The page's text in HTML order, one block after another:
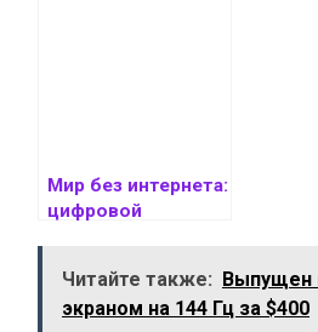
Мир без интернета:
цифровой
Читайте также: Выпущен
экраном на 144 Гц за $400